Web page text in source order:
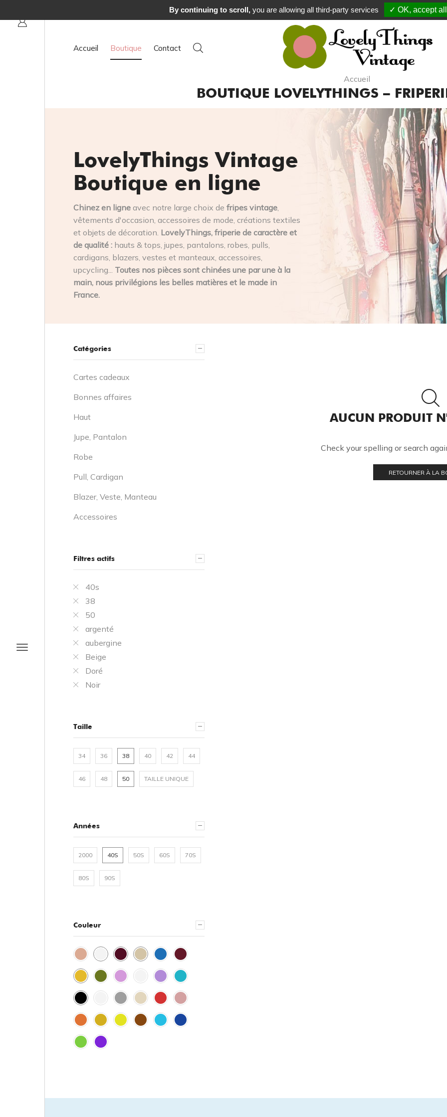
Commande
Accueil Boutique Contact
Accueil
BOUTIQUE LOVELYTHINGS –
LovelyThings Vintage
Boutique en ligne
Chinez en ligne avec notre large choix de fripes vintage,
vêtements d'occasion, accessoires de mode, créations textiles
et objets de décoration. LovelyThings, friperie de caractère et
de qualité : hauts & tops, jupes, pantalons, robes, pulls,
cardigans, blazers, vestes et manteaux, accessoires,
upcycling... Toutes nos pièces sont chinées une par une à la
main, nous privilégions les belles matières et le made in
France.
AUCUN PRODUIT
Check your spelling or search
RETOURNER À LA
Catégories
Cartes cadeaux
Bonnes affaires
Haut
Jupe, Pantalon
Robe
Pull, Cardigan
Blazer, Veste, Manteau
Accessoires
Filtres actifs
40s
38
50
argenté
aubergine
Beige
Doré
Noir
Taille
34 36 38 40 42 44
46 48 50 TAILLE UNIQUE
Années
2000 40S 50S 60S 70S
80S 90S
Couleur
By continuing to scroll,you are allowing all third-party services ✓ OK, accept all